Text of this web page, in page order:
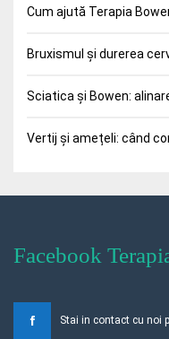
Cum ajută Terapia
Bruxismul și durerea
Sciatica și Bowen:
Vertij și amețeli: când
Facebook
Stai in contact cu noi